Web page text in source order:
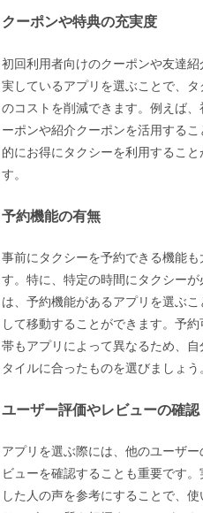
クーポンや特典の充実度
初回利用者向けのクーポンや友達紹
実しているアプリを選ぶことで、タ
のコストを削減できます。例えば、
ーポンや紹介クーポンを活用するこ
的にお得にタクシーを利用すること
す。
予約機能の有無
事前にタクシーを予約できる機能も
す。特に、特定の時間にタクシーが
は、予約機能があるアプリを選ぶこ
して移動することができます。予約
帯もアプリによって異なるため、自
タイルに合ったものを選びましょう
ユーザー評価やレビューの確認
アプリを選ぶ際には、他のユーザー
ビューを確認することも重要です。
した人の声を参考にすることで、